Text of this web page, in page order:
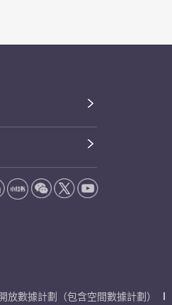
放數據計劃（包含空間數據計劃）